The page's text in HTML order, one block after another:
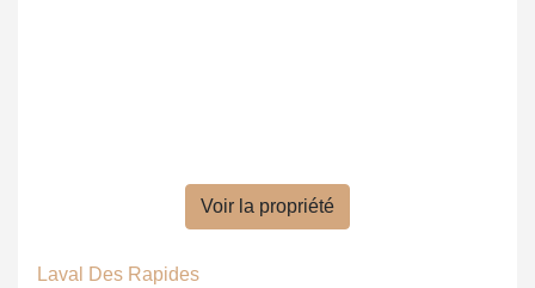
Voir la propriété
Laval Des Rapides